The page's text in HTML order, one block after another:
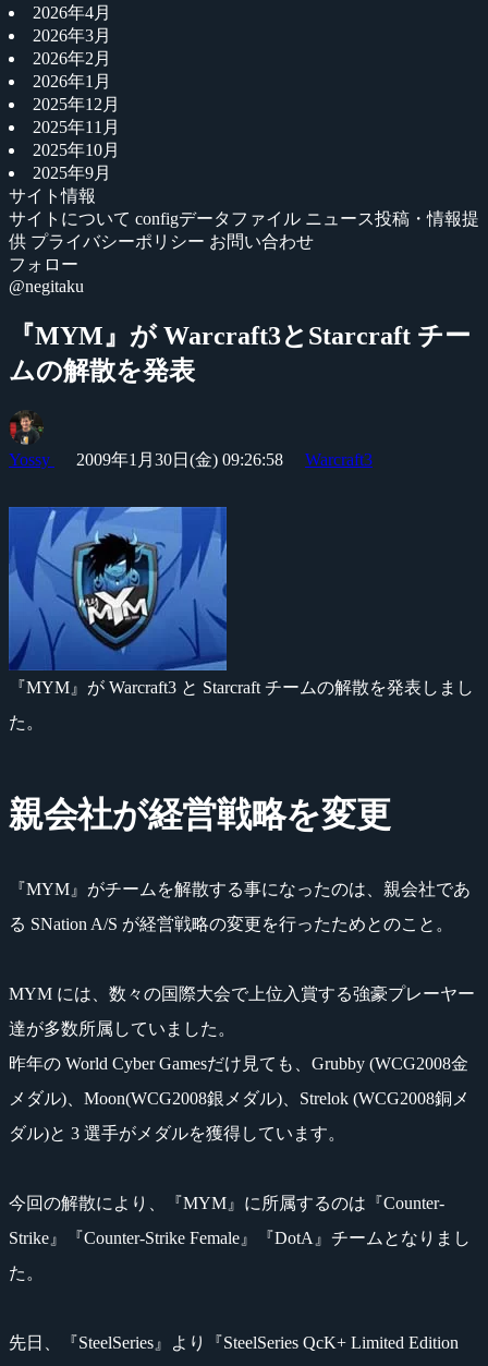
2026年4月
2026年3月
2026年2月
2026年1月
2025年12月
2025年11月
2025年10月
2025年9月
サイト情報
サイトについて configデータファイル ニュース投稿・情報提
供 プライバシーポリシー お問い合わせ
フォロー
@negitaku
『MYM』が Warcraft3とStarcraft チー
ムの解散を発表
Yossy 2009年1月30日(金) 09:26:58 Warcraft3
『MYM』が Warcraft3 と Starcraft チームの解散を発表しまし
た。
親会社が経営戦略を変更
『MYM』がチームを解散する事になったのは、親会社であ
る SNation A/S が経営戦略の変更を行ったためとのこと。
MYM には、数々の国際大会で上位入賞する強豪プレーヤー
達が多数所属していました。
昨年の World Cyber Gamesだけ見ても、Grubby (WCG2008金
メダル)、Moon(WCG2008銀メダル)、Strelok (WCG2008銅メ
ダル)と 3 選手がメダルを獲得しています。
今回の解散により、『MYM』に所属するのは『Counter-
Strike』『Counter-Strike Female』『DotA』チームとなりまし
た。
先日、『SteelSeries』より『SteelSeries QcK+ Limited Edition